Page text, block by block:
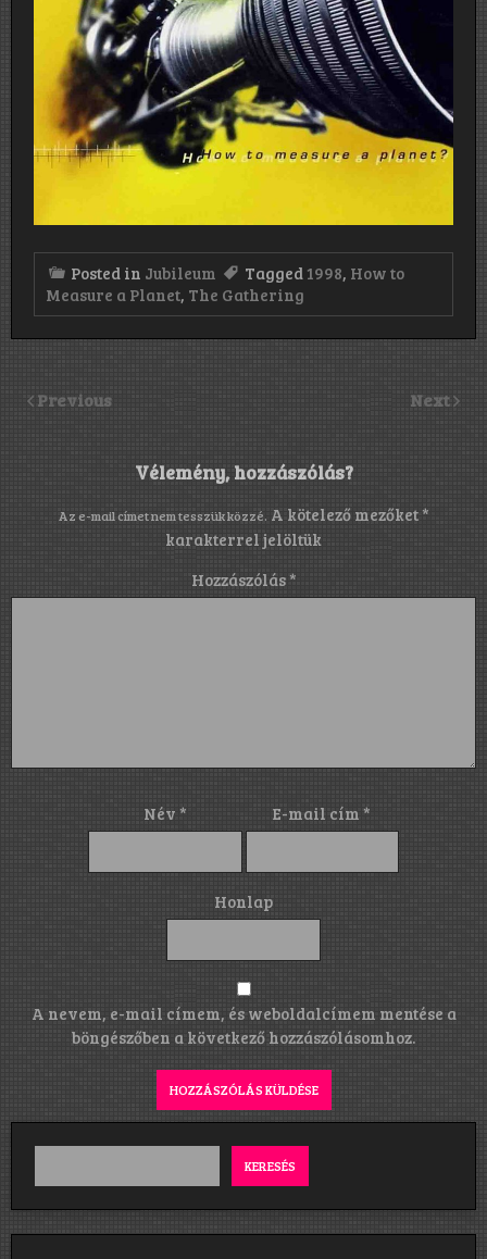
Posted in Jubileum Tagged 1998, How to
Measure a Planet, The Gathering
Previous Next
Vélemény, hozzászólás?
Az e-mail címet nem tesszük közzé. A kötelező mezőket *
karakterrel jelöltük
Hozzászólás*
Név * E-mail cím*
Honlap
A nevem, e-mail címem, és weboldalcímem mentése a
böngészőben a következő hozzászólásomhoz.
KERESÉS